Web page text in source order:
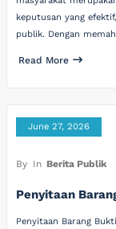
keputusan yang
publik. Dengan
Read More
June 27, 2026
By In Berita Publik
Penyitaan
Penyitaan Barang